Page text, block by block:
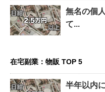
無名の個
て...
在宅副業：物販 TOP 5
半年以内